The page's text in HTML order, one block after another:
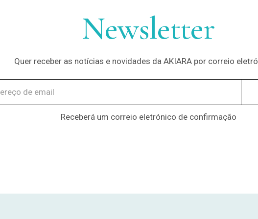
Newsletter
Quer receber as notícias e novidades da AKIARA por correio
Receberá um correio eletrónico de confirmação